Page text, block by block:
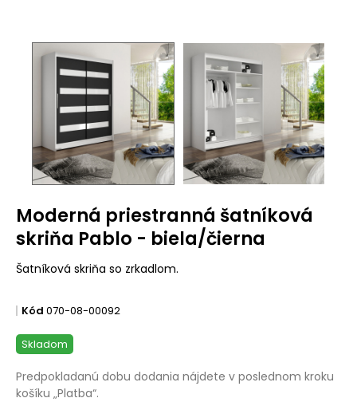
Moderná priestranná šatníková
skriňa Pablo - biela/čierna
Šatníková skriňa so zrkadlom.
Kód 070-08-00092
Skladom
Predpokladanú dobu dodania nájdete v poslednom kroku
košíku „Platba“.